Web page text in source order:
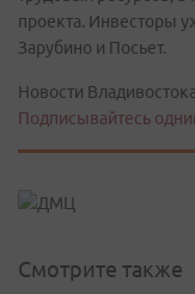
проекта. Инвесторы
Зарубино и Посьет.
Новости
Подписывайтесь
Смотрите также